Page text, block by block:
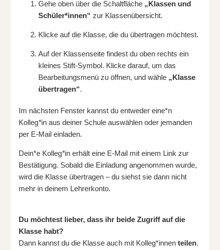
Gehe oben über die Schaltfläche „Klassen und
Schüler*innen“ zur Klassenübersicht.
Klicke auf die Klasse, die du übertragen möchtest.
Auf der Klassenseite findest du oben rechts ein
kleines Stift-Symbol. Klicke darauf, um das
Bearbeitungsmenü zu öffnen, und wähle „Klasse
übertragen“.
Im nächsten Fenster kannst du entweder eine*n
Kolleg*in aus deiner Schule auswählen oder jemanden
per E-Mail einladen.
Dein*e Kolleg*in erhält eine E-Mail mit einem Link zur
Bestätigung. Sobald die Einladung angenommen wurde,
wird die Klasse übertragen – du siehst sie dann nicht
mehr in deinem Lehrerkonto.
Du möchtest lieber, dass ihr beide Zugriff auf die
Klasse habt?
Dann kannst du die Klasse auch mit Kolleg*innenteilen.